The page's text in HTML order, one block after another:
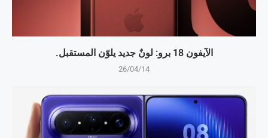
الآيفون 18 برو: لونٌ جديد يلوّن المستقبل.
26/04/14